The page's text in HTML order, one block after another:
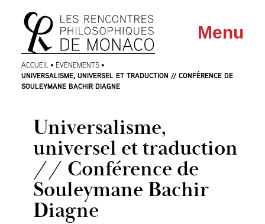
Aller
au
menu
Aller au
contenu
Menu
ACCUEIL • ÉVÈNEMENTS •
UNIVERSALISME, UNIVERSEL ET TRADUCTION // CONFÉRENCE DE
SOULEYMANE BACHIR DIAGNE
Universalisme,
universel et traduction
// Conférence de
Souleymane Bachir
Diagne